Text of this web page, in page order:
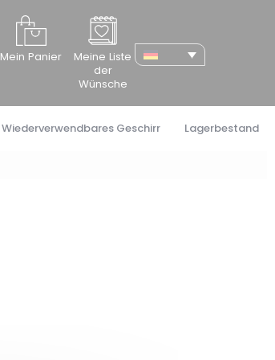
Mein Panier
Meine Liste
der
Wünsche
Wiederverwendbares Geschirr Lagerbestand